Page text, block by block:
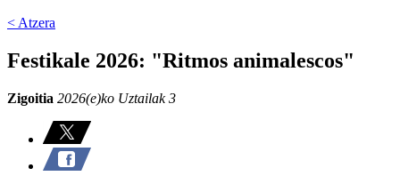
< Atzera
Festikale 2026: "Ritmos animalescos"
Zigoitia 2026(e)ko Uztailak 3